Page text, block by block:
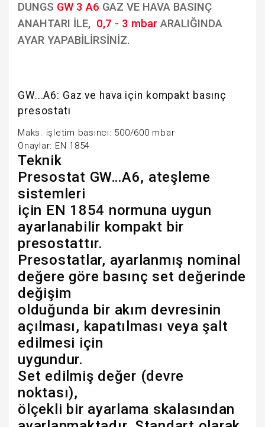
DUNGS GW 3 A6 GAZ VE HAVA BASINÇ
ANAHTARI İLE, 0,7 - 3 mbar ARALIĞINDA
AYAR YAPABİLİRSİNİZ.
GW...A6: Gaz ve hava için kompakt basınç
presostatı
Maks. işletim basıncı: 500/600 mbar
Onaylar: EN 1854
Teknik
Presostat GW…A6, ateşleme
sistemleri
için EN 1854 normuna uygun
ayarlanabilir kompakt bir
presostattır.
Presostatlar, ayarlanmış nominal
değere göre basınç set değerinde
değişim
olduğunda bir akım devresinin
açılması, kapatılması veya şalt
edilmesi için
uygundur.
Set edilmiş değer (devre
noktası),
ölçekli bir ayarlama skalasından